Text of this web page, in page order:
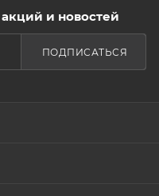
и новостей
ПОДПИСАТЬСЯ